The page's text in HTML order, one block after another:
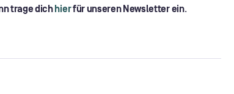
trage dich hierfür unseren Newsletter ein.